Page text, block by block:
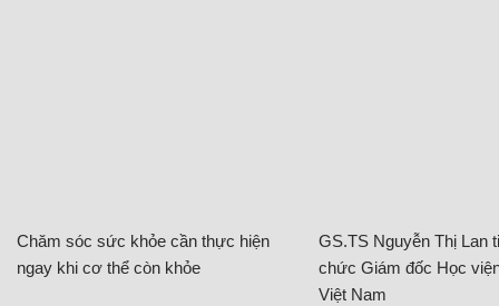
Chăm sóc sức khỏe cần thực hiện
ngay khi cơ thể còn khỏe
GS.TS Nguyễn Thị Lan
chức Giám đốc Học
Việt Nam